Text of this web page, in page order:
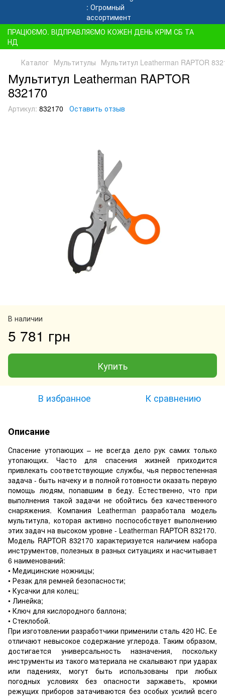
ПРАЦЮЄМО. ВІДПРАВЛЯЄМО КОЖЕН ДЕНЬ КРІМ СБ ТА
НД
Каталог Мультитулы Мультитул Leatherman RAPTOR
Мультитул Leatherman RAPTOR
832170
Артикул: 832170 Оставить отзыв
В наличии
5 781 грн
Купить
В избранное К сравнению
Описание
Спасение утопающих – не всегда дело рук самих только
утопающих. Часто для спасения жизней приходится
привлекать соответствующие службы, чья первостепенная
задача - быть начеку и в полной готовности оказать первую
помощь людям, попавшим в беду. Естественно, что при
выполнения такой задачи не обойтись без качественного
снаряжения. Компания Leatherman разработала модель
мультитула, которая активно поспособствует выполнению
этих задач на высоком уровне - Leatherman RAPTOR 832170.
Модель RAPTOR 832170 характеризуется наличием набора
инструментов, полезных в разных ситуациях и насчитывает
6 наименований:
• Медицинские ножницы;
• Резак для ремней безопасности;
• Кусачки для колец;
• Линейка;
• Ключ для кислородного баллона;
• Стеклобой.
При изготовлении разработчики применили сталь 420 НС. Ее
отличают невысокое содержание углерода. Таким образом,
достигается универсальность назначения, поскольку
инструменты из такого материала не скалывают при ударах
или падениях, могут быть использованы при любых
погодных условиях без опасности заржаветь, кромки
режущих приборов затачиваются без особых усилий всего